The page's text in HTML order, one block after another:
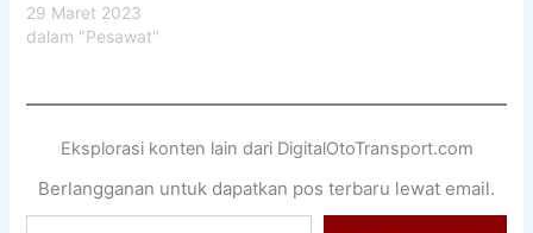
29 Maret 2023
dalam "Pesawat"
Eksplorasi konten lain dari DigitalOtoTransport.com
Berlangganan untuk dapatkan pos terbaru lewat email.